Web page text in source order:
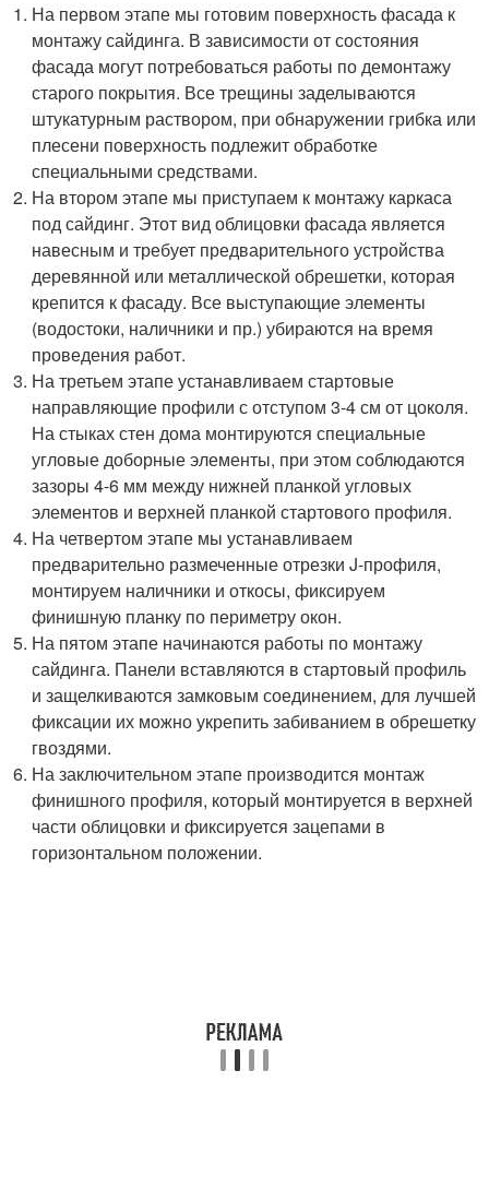
На первом этапе мы готовим поверхность фасада к
монтажу сайдинга. В зависимости от состояния
фасада могут потребоваться работы по демонтажу
старого покрытия. Все трещины заделываются
штукатурным раствором, при обнаружении грибка или
плесени поверхность подлежит обработке
специальными средствами.
На втором этапе мы приступаем к монтажу каркаса
под сайдинг. Этот вид облицовки фасада является
навесным и требует предварительного устройства
деревянной или металлической обрешетки, которая
крепится к фасаду. Все выступающие элементы
(водостоки, наличники и пр.) убираются на время
проведения работ.
На третьем этапе устанавливаем стартовые
направляющие профили с отступом 3-4 см от цоколя.
На стыках стен дома монтируются специальные
угловые доборные элементы, при этом соблюдаются
зазоры 4-6 мм между нижней планкой угловых
элементов и верхней планкой стартового профиля.
На четвертом этапе мы устанавливаем
предварительно размеченные отрезки J-профиля,
монтируем наличники и откосы, фиксируем
финишную планку по периметру окон.
На пятом этапе начинаются работы по монтажу
сайдинга. Панели вставляются в стартовый профиль
и защелкиваются замковым соединением, для лучшей
фиксации их можно укрепить забиванием в обрешетку
гвоздями.
На заключительном этапе производится монтаж
финишного профиля, который монтируется в верхней
части облицовки и фиксируется зацепами в
горизонтальном положении.